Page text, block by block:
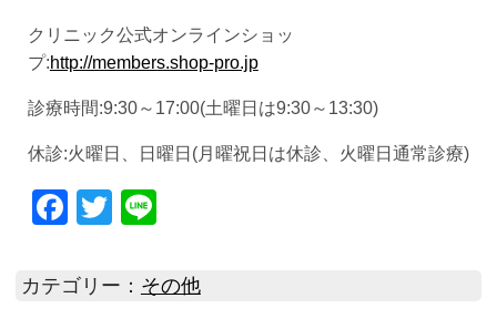
クリニック公式オンラインショッ
プ:http://members.shop-pro.jp
診療時間:9:30～17:00(土曜日は9:30～13:30)
休診:火曜日、日曜日(月曜祝日は休診、火曜日通常診療)
Facebook
Twitter
Line
カテゴリー： その他